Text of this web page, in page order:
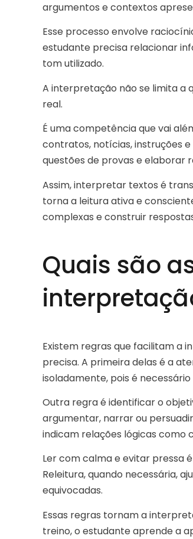
argumentos e contextos
Esse processo envolve
estudante precisa relacionar
tom utilizado.
A interpretação não se limita a
real.
É uma competência que vai
contratos, notícias, instruções
questões de provas e elaborar
Assim, interpretar textos é
torna a leitura ativa e
complexas e construir
Quais são
Existem regras que facilitam a
precisa. A primeira delas é a
isoladamente, pois é
Outra regra é identificar o
argumentar, narrar ou
indicam relações lógicas como
Ler com calma e evitar pressa
Releitura, quando necessária,
equivocadas.
Essas regras tornam a
treino, o estudante aprende a